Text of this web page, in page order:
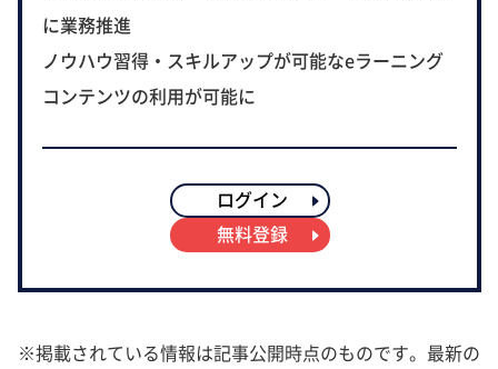
に業務推進
ノウハウ習得・スキルアップが可能なeラーニング
コンテンツの利用が可能に
ログイン
無料登録
※掲載されている情報は記事公開時点のものです。最新の